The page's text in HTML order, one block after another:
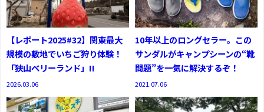
【レポート2025#32】関東最大
規模の敷地でいちご狩り体験！
「狭山ベリーランド」!!
2026.03.06
10年以上のロングセラー。この
サンダルがキャンプシーンの“靴
問題”を一気に解決するぞ！
2021.07.06